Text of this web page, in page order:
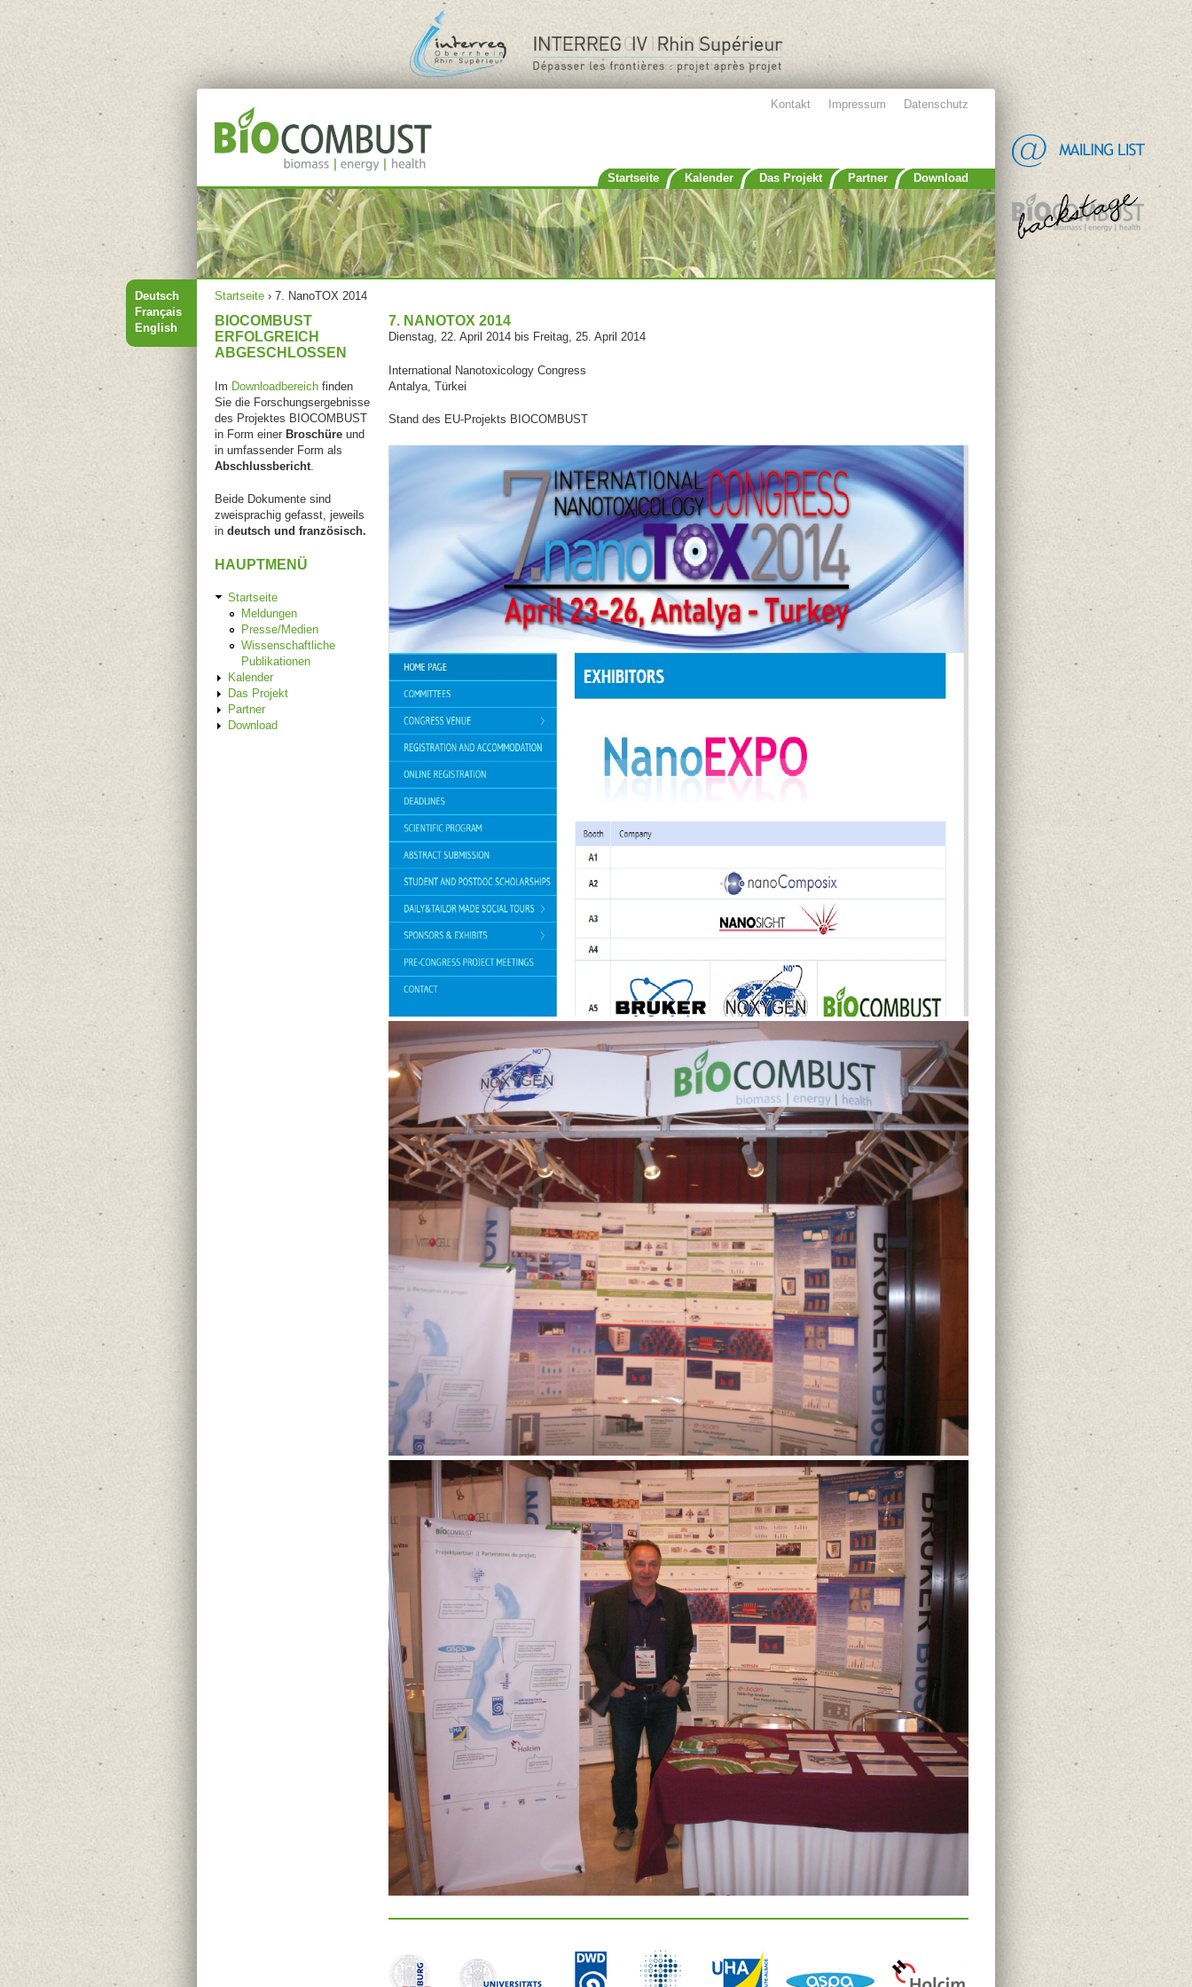
Startseite Kalender Das Projekt Partner Download
Kontakt Impressum Datenschutz
Sie sind hier
Startseite › 7. NanoTOX 2014
7. NANOTOX 2014
Dienstag, 22. April 2014 bis Freitag, 25. April 2014
International Nanotoxicology Congress
Antalya, Türkei
Stand des EU-Projekts BIOCOMBUST
BIOCOMBUST
ERFOLGREICH
ABGESCHLOSSEN
Im Downloadbereich finden
Sie die Forschungsergebnisse
des Projektes BIOCOMBUST
in Form einer Broschüre und
in umfassender Form als
Abschlussbericht
Beide Dokumente sind
zweisprachig gefasst, jeweils
in deutsch und französisch.
HAUPTMENÜ
Startseite
Meldungen
Presse/Medien
Wissenschaftliche
Publikationen
Kalender
Das Projekt
Partner
Download
Deutsch
Français
English